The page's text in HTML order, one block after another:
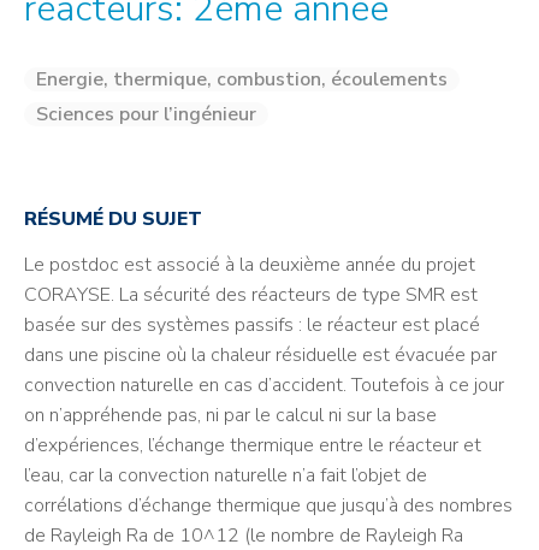
Energie, thermique, combustion, écoulements
Sciences pour l’ingénieur
RÉSUMÉ DU SUJET
Le postdoc est associé à la deuxième année du projet
CORAYSE. La sécurité des réacteurs de type SMR est
basée sur des systèmes passifs : le réacteur est placé
dans une piscine où la chaleur résiduelle est évacuée par
convection naturelle en cas d’accident. Toutefois à ce jour
on n’appréhende pas, ni par le calcul ni sur la base
d’expériences, l’échange thermique entre le réacteur et
l’eau, car la convection naturelle n’a fait l’objet de
corrélations d’échange thermique que jusqu’à des nombres
de Rayleigh Ra de 10^12 (le nombre de Rayleigh Ra